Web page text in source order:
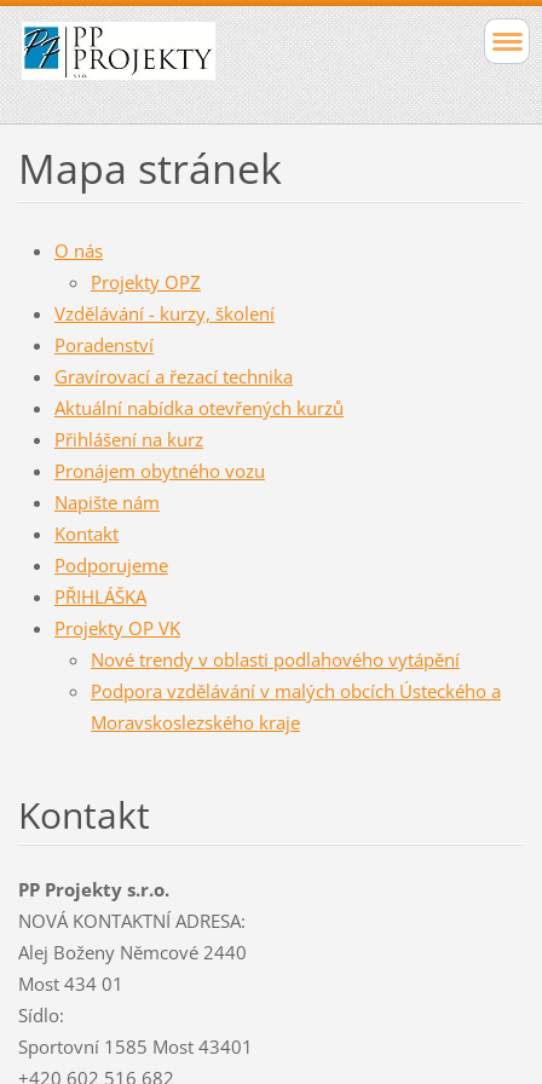
Mapa stránek
O nás
Projekty OPZ
Vzdělávání - kurzy, školení
Poradenství
Gravírovací a řezací technika
Aktuální nabídka otevřených kurzů
Přihlášení na kurz
Pronájem obytného vozu
Napište nám
Kontakt
Podporujeme
PŘIHLÁŠKA
Projekty OP VK
Nové trendy v oblasti podlahového vytápění
Podpora vzdělávání v malých obcích Ústeckého a
Moravskoslezského kraje
Kontakt
PP Projekty s.r.o.
NOVÁ KONTAKTNÍ ADRESA:
Alej Boženy Němcové 2440
Most 434 01
Sídlo:
Sportovní 1585 Most 43401
+420 602 516 682